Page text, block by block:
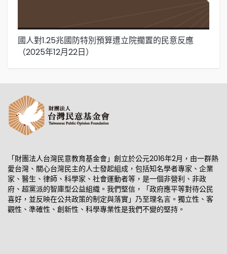
國人對1.25兆國防特別預算遭立院擱置的民意反應
（2025年12月22日）
「財團法人台灣民意教育基金會」創立於公元2016年2月，由一群熱
愛台灣、關心台灣民主的人士發起組成，包括知名學者專家、企業
家、醫生、律師、科學家、社會運動者等，是一個非營利、非政
府、超黨派的智庫型公益組織。我們堅信，「政府應平等對待公民
喜好，並反映在公共政策的制定與落實」乃至理名言。獨立性、客
觀性、準確性、創新性、科學專業性是我們不變的堅持。